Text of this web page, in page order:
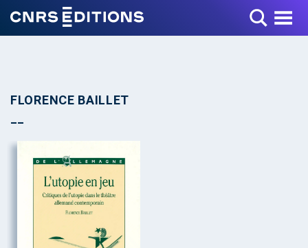
Toggle Menu
FLORENCE BAILLET